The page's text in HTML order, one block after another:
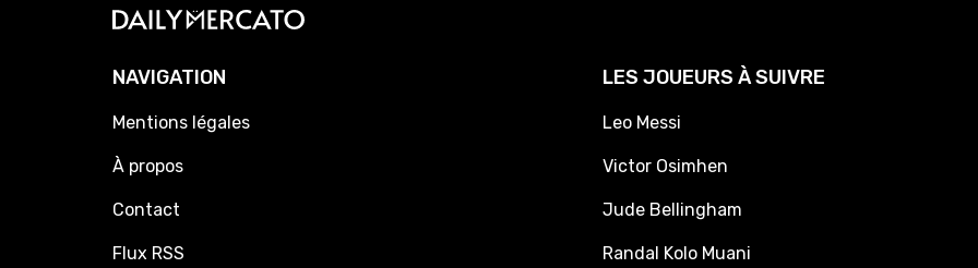
NAVIGATION
Mentions légales
À propos
Contact
Flux RSS
LES JOUEURS À SUIVRE
Leo Messi
Victor Osimhen
Jude Bellingham
Randal Kolo Muani